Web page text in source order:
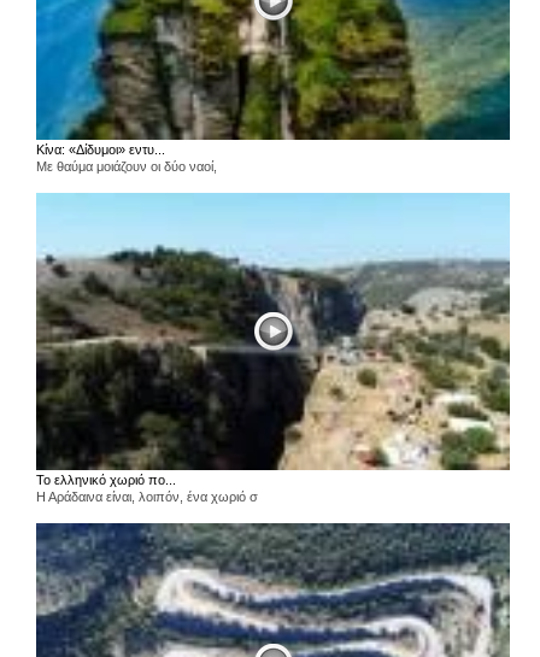
Κίνα: «Δίδυμοι» εντυ...
Με θαύμα μοιάζουν οι δύο ναοί,
Το ελληνικό χωριό πο...
Η Αράδαινα είναι, λοιπόν, ένα χωριό σ